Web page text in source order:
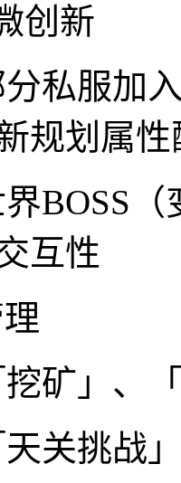
创新
私服加
规划属性
BOSS
互性
矿」、
关挑战